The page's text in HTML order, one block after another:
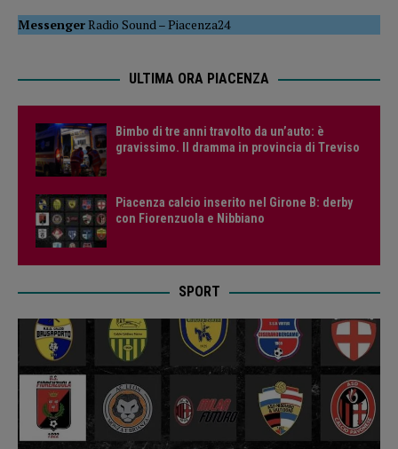
MessengerRadio Sound –Piacenza24
ULTIMA ORA PIACENZA
Bimbo di tre anni travolto da un’auto: è
gravissimo. Il dramma in provincia di Treviso
Piacenza calcio inserito nel Girone B: derby
con Fiorenzuola e Nibbiano
SPORT